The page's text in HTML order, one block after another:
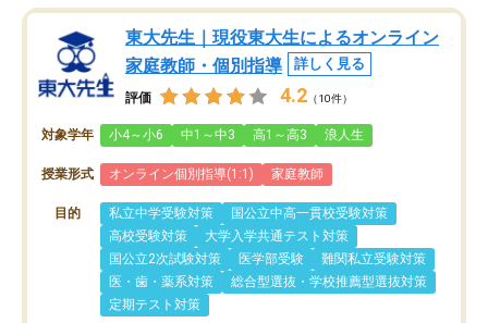
東大先生｜現役東大生によるオンライン
家庭教師・個別指導
詳しく見る
評価 4.2 （10件）
対象学年 小4～小6 中1～中3 高1～高3 浪人生
授業形式 オンライン個別指導(1:1) 家庭教師
目的 私立中学受験対策
国公立中高一貫校受験対策
高校受験対策
大学入学共通テスト対策
国公立2次試験対策
医学部受験
難関私立受験対策
医・歯・薬系対策
総合型選抜・学校推薦型選抜対策
定期テスト対策